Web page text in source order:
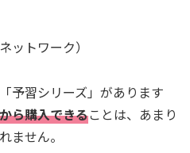
ットワーク）
予習シリーズ」があります
ら購入できることは、あまり
ません。